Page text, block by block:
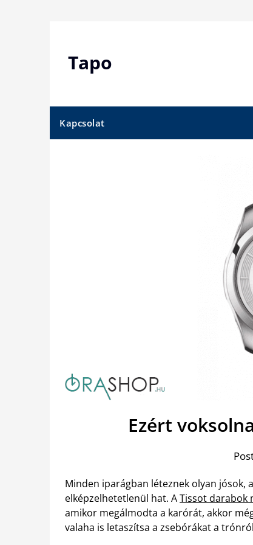
Tapo
Kapcsolat
Ezért
Minden iparágban léteznek olyan jósok,
elképzelhetetlenül hat. ATissot darabok
amikor megálmodta a karórát, akkor
valaha is letaszítsa a zsebórákat a